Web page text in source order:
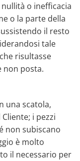
o inefficacia
o la parte della
il resto
tale
risultasse
non posta.
una scatola,
i pezzi
non subiscano
è molto
il necessario per